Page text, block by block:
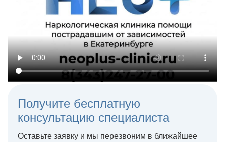
Получите бесплатную
консультацию специалиста
Оставьте заявку и мы перезвоним в ближайшее